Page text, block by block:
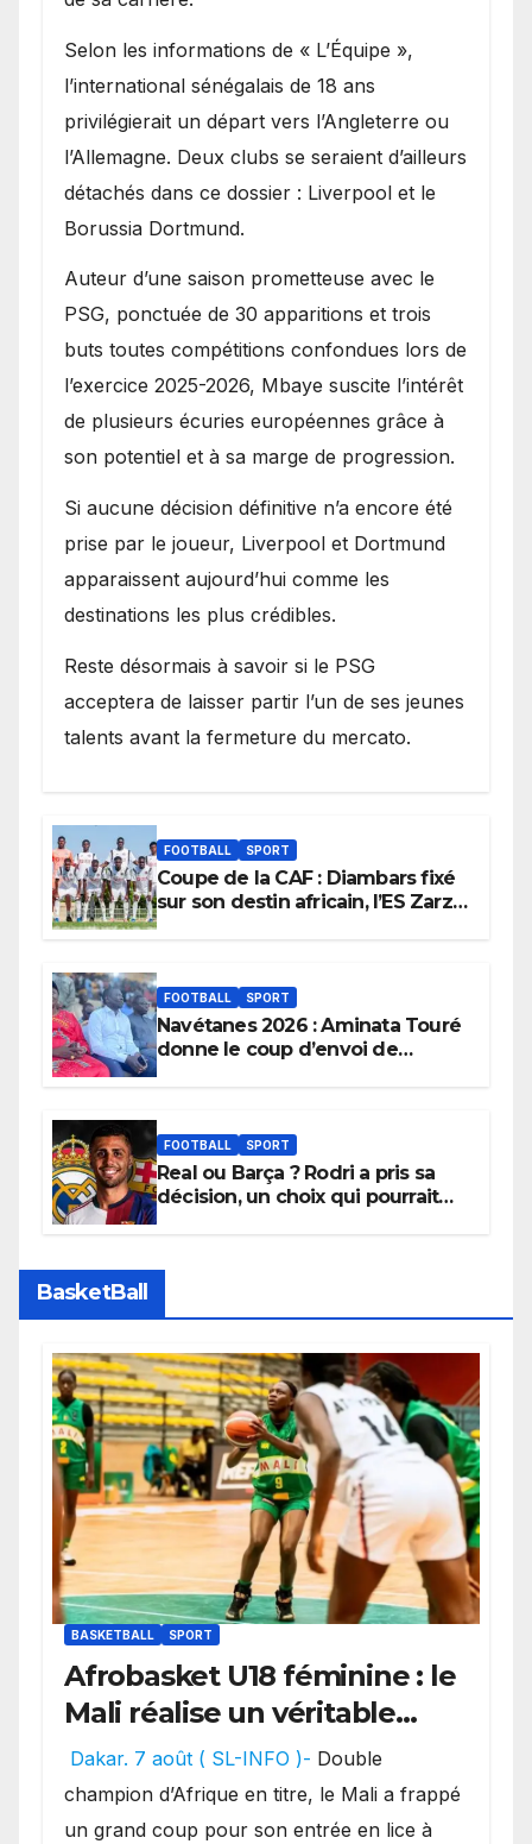
Selon les informations de « L’Équipe »,
l’international sénégalais de 18 ans
privilégierait un départ vers l’Angleterre ou
l’Allemagne. Deux clubs se seraient d’ailleurs
détachés dans ce dossier : Liverpool et le
Borussia Dortmund.
Auteur d’une saison prometteuse avec le
PSG, ponctuée de 30 apparitions et trois
buts toutes compétitions confondues lors de
l’exercice 2025-2026, Mbaye suscite l’intérêt
de plusieurs écuries européennes grâce à
son potentiel et à sa marge de progression.
Si aucune décision définitive n’a encore été
prise par le joueur, Liverpool et Dortmund
apparaissent aujourd’hui comme les
destinations les plus crédibles.
Reste désormais à savoir si le PSG
acceptera de laisser partir l’un de ses jeunes
talents avant la fermeture du mercato.
FOOTBALL SPORT
Coupe de la CAF : Diambars fixé
sur son destin africain, l’ES Zarzis
FOOTBALL SPORT
Navétanes 2026 : Aminata Touré
donne le coup d’envoi de
apaisées.
FOOTBALL SPORT
Real ou Barça ? Rodri a pris sa
décision, un choix qui pourrait
BasketBall
BASKETBALL SPORT
Afrobasket U18 féminine : le
Mali réalise un véritable
festival offensif et inflige
une lourde défaite au
Bénin.
Dakar. 7 août ( SL-INFO )- Double
champion d’Afrique en titre, le Mali a frappé
un grand coup pour son entrée en lice à